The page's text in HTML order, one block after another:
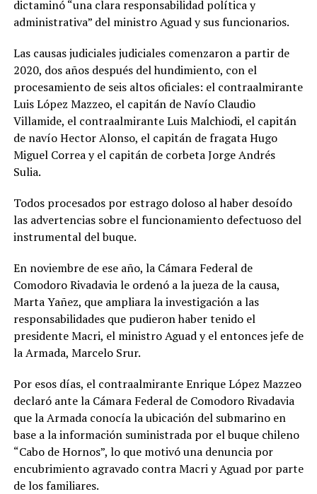
dictaminó “una clara responsabilidad política y
administrativa” del ministro Aguad y sus funcionarios.
Las causas judiciales judiciales comenzaron a partir de
2020, dos años después del hundimiento, con el
procesamiento de seis altos oficiales: el contraalmirante
Luis López Mazzeo, el capitán de Navío Claudio
Villamide, el contraalmirante Luis Malchiodi, el capitán
de navío Hector Alonso, el capitán de fragata Hugo
Miguel Correa y el capitán de corbeta Jorge Andrés
Sulia.
Todos procesados por estrago doloso al haber desoído
las advertencias sobre el funcionamiento defectuoso del
instrumental del buque.
En noviembre de ese año, la Cámara Federal de
Comodoro Rivadavia le ordenó a la jueza de la causa,
Marta Yañez, que ampliara la investigación a las
responsabilidades que pudieron haber tenido el
presidente Macri, el ministro Aguad y el entonces jefe de
la Armada, Marcelo Srur.
Por esos días, el contraalmirante Enrique López Mazzeo
declaró ante la Cámara Federal de Comodoro Rivadavia
que la Armada conocía la ubicación del submarino en
base a la información suministrada por el buque chileno
“Cabo de Hornos”, lo que motivó una denuncia por
encubrimiento agravado contra Macri y Aguad por parte
de los familiares.